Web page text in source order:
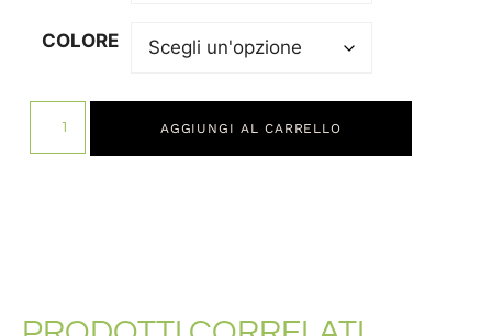
COLORE
AGGIUNGI AL CARRELLO